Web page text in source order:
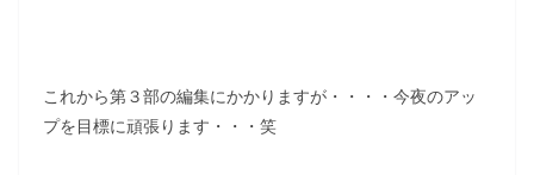
これから第３部の編集にかかりますが・・・・今夜のアッ
プを目標に頑張ります・・・笑